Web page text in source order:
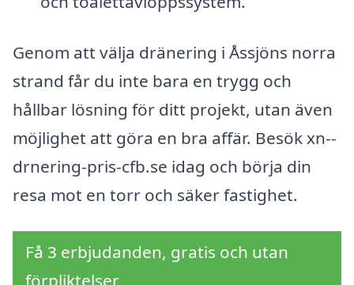
Genom att välja dränering i Åssjöns norra
strand får du inte bara en trygg och
hållbar lösning för ditt projekt, utan även
möjlighet att göra en bra affär. Besök xn--
drnering-pris-cfb.se idag och börja din
resa mot en torr och säker fastighet.
Få 3 erbjudanden, gratis och utan
förpliktelser